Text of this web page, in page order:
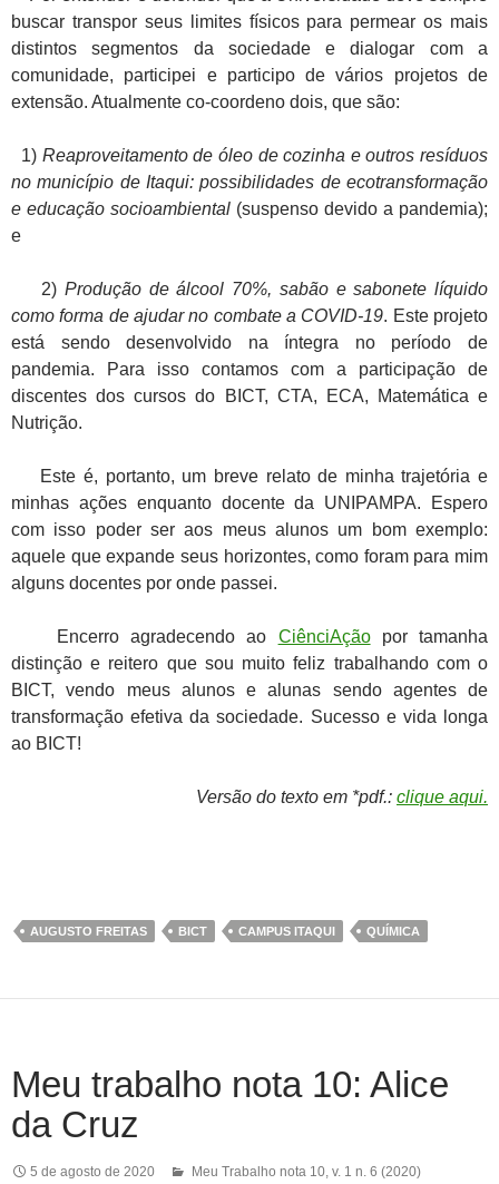
buscar transpor seus limites físicos para permear os mais
distintos segmentos da sociedade e dialogar com a
comunidade, participei e participo de vários projetos de
extensão. Atualmente co-coordeno dois, que são:
1) Reaproveitamento de óleo de cozinha e outros resíduos
no município de Itaqui: possibilidades de ecotransformação
e educação socioambiental (suspenso devido a pandemia);
e
2) Produção de álcool 70%, sabão e sabonete líquido
como forma de ajudar no combate a COVID-19. Este projeto
está sendo desenvolvido na íntegra no período de
pandemia. Para isso contamos com a participação de
discentes dos cursos do BICT, CTA, ECA, Matemática e
Nutrição.
Este é, portanto, um breve relato de minha trajetória e
minhas ações enquanto docente da UNIPAMPA. Espero
com isso poder ser aos meus alunos um bom exemplo:
aquele que expande seus horizontes, como foram para mim
alguns docentes por onde passei.
Encerro agradecendo ao CiênciAçãopor tamanha
distinção e reitero que sou muito feliz trabalhando com o
BICT, vendo meus alunos e alunas sendo agentes de
transformação efetiva da sociedade. Sucesso e vida longa
ao BICT!
Versão do texto em *pdf.: clique aqui.
AUGUSTO FREITAS BICT CAMPUS ITAQUI QUÍMICA
Meu trabalho nota 10: Alice
da Cruz
5 de agosto de 2020 Meu Trabalho nota 10 v. 1 n. 6 (2020)